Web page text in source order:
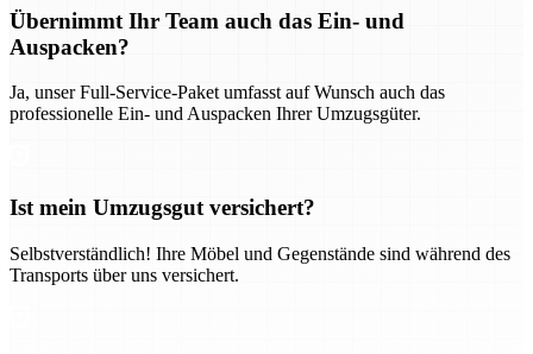
Übernimmt Ihr Team auch das Ein- und
Auspacken?
Ja, unser Full-Service-Paket umfasst auf Wunsch auch das
professionelle Ein- und Auspacken Ihrer Umzugsgüter.
Ist mein Umzugsgut versichert?
Selbstverständlich! Ihre Möbel und Gegenstände sind während des
Transports über uns versichert.